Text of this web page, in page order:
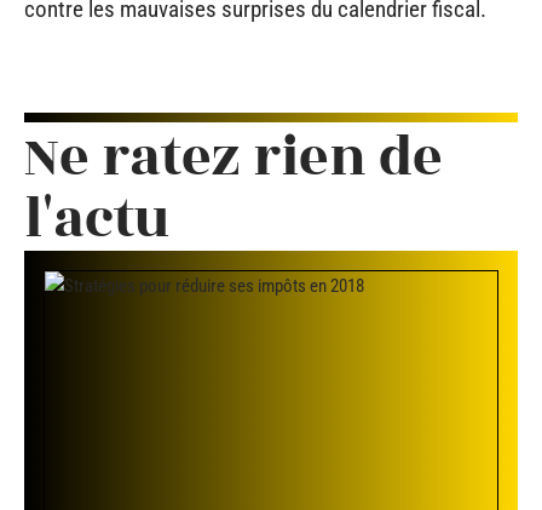
contre les mauvaises surprises du calendrier fiscal.
Ne ratez rien de
l'actu